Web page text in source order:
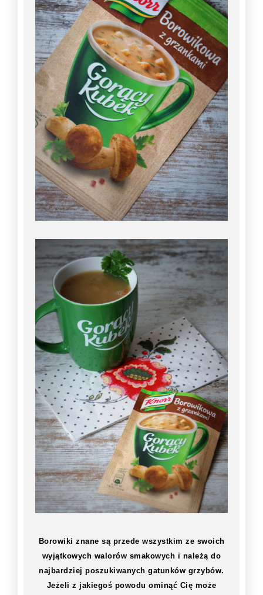
Borowiki znane są przede wszystkim ze swoich
wyjątkowych walorów smakowych i należą do
najbardziej poszukiwanych gatunków grzybów.
Jeżeli z jakiegoś powodu ominąć Cię może